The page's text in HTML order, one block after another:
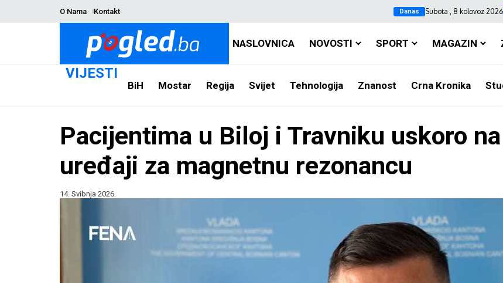
O Nama Kontakt Danas Subota , 8 kolovoz 2026
NASLOVNICA NOVOSTI SPORT MAGAZIN
VIJESTI
BiH Mostar Regija Svijet Tehnologija Znanost Crna Kronika
Pacijentima u Biloj i Travniku uskoro
uređaji za magnetnu rezonancu
14. Svibnja 2026.